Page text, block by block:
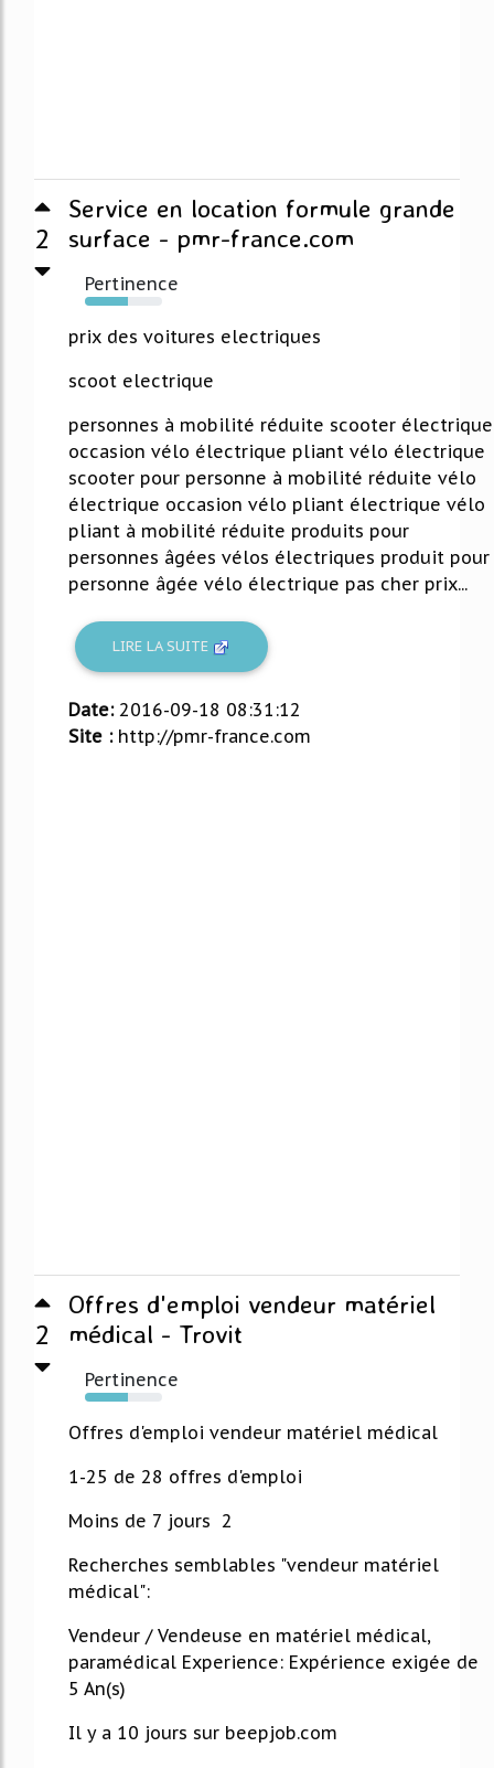
2
Service en location formule grande
surface - pmr-france.com
Pertinence
56%
prix des voitures electriques
scoot electrique
personnes à mobilité réduite scooter électrique
occasion vélo électrique pliant vélo électrique
scooter pour personne à mobilité réduite vélo
électrique occasion vélo pliant électrique vélo
pliant à mobilité réduite produits pour
personnes âgées vélos électriques produit pour
personne âgée vélo électrique pas cher prix...
LIRE LA SUITE
Date: 2016-09-18 08:31:12
Site : http://pmr-france.com
2
Offres d'emploi vendeur matériel
médical - Trovit
Pertinence
55%
Offres d'emploi vendeur matériel médical
1-25 de 28 offres d'emploi
Moins de 7 jours 2
Recherches semblables "vendeur matériel
médical":
Vendeur / Vendeuse en matériel médical,
paramédical Experience: Expérience exigée de
5 An(s)
Il y a 10 jours sur beepjob.com